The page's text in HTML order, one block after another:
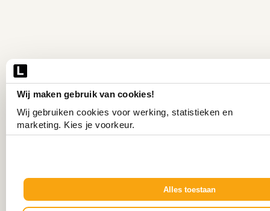
Wij maken gebruik van cookies!
Wij gebruiken cookies voor werking, statistieken en
marketing. Kies je voorkeur.
Alles toestaan